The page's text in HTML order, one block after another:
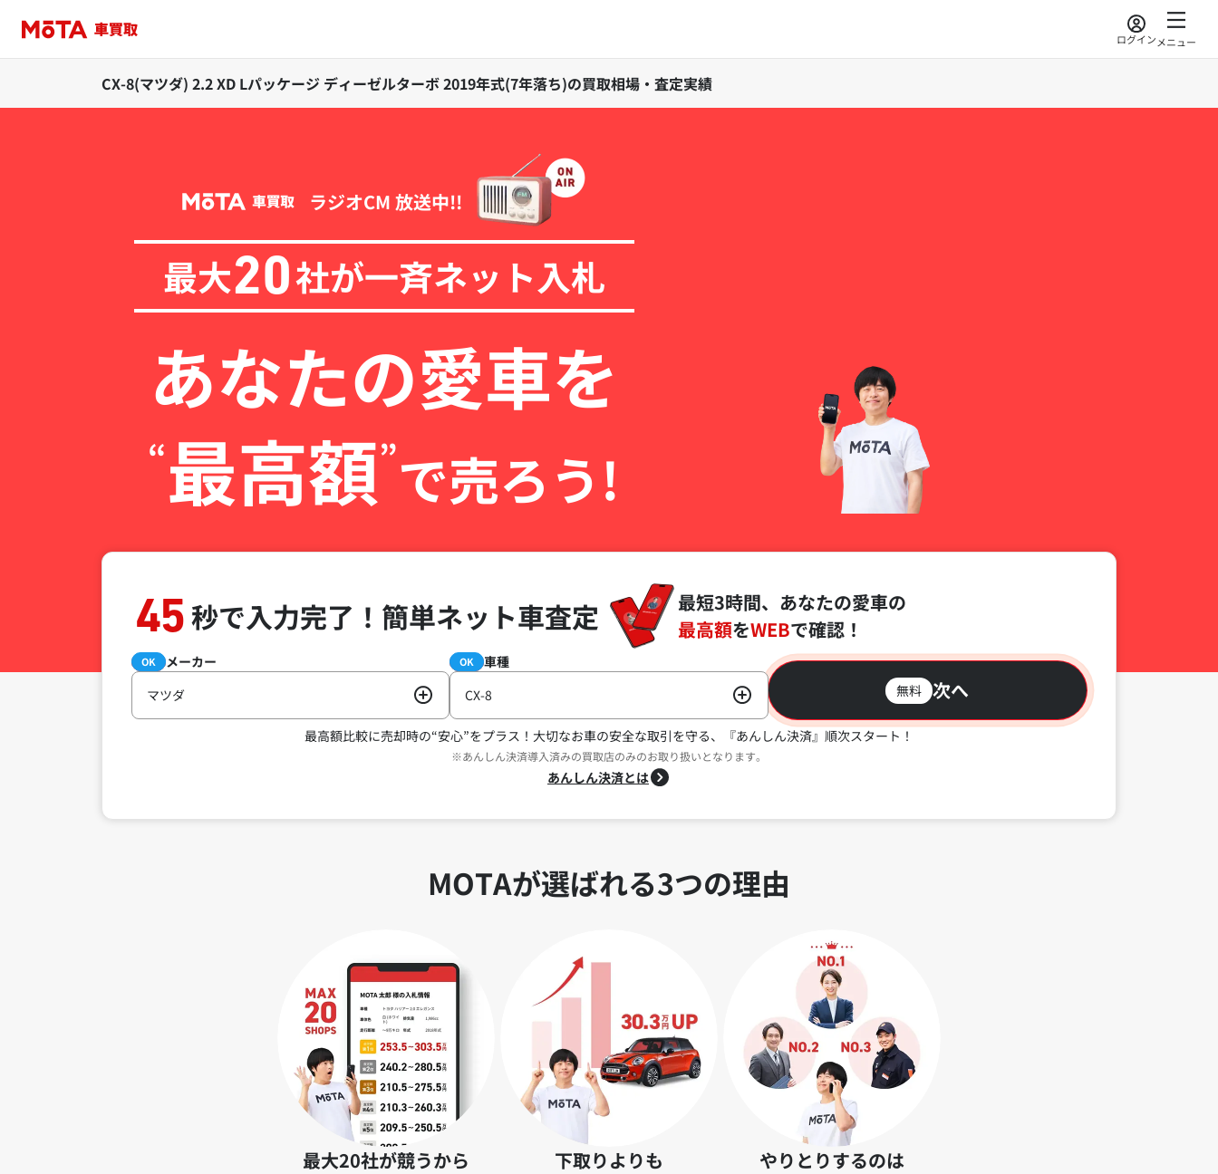
ログインメニュー
CX-8(マツダ) 2.2 XD Lパッケージ ディーゼルターボ 2019年式(7年落ち)の買取相場・査定実績
ラジオCM 放送中!!
最大20社が一斉ネット入札
あなたの愛車を
“最高額”で売ろう!
45秒で入力完了！ 簡単ネット車査定
最短3時間、あなたの愛車の
最高額をWEBで確認！
必須 メーカー
OK
マツダ
必須 車種
OK
CX-8 無料 次へ
最高額比較に売却時の“安心”をプラス！ 大切なお車の安全な取引を守る、『あんしん決済』順次スタート！
※あんしん決済導入済みの買取店のみのお取り扱いとなります。
あんしん決済とは
MOTAが選ばれる3つの理由
最大20社が競うから 下取りよりも やりとりするのは